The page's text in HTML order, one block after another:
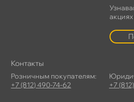
Контакты
Розничным покупателям:
+7 (812) 490-74-62
+7